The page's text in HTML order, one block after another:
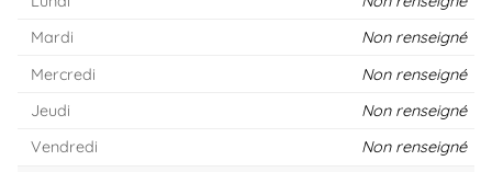
Mardi
Non renseigné
Mercredi
Non renseigné
Jeudi
Non renseigné
Vendredi
Non renseigné